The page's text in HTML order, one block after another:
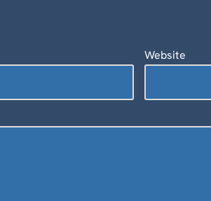
Website